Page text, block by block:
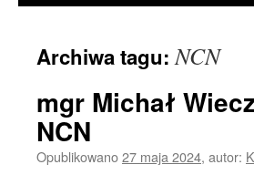
treści
Archiwa tagu:NCN
mgr Michał
NCN
Opublikowano27 maja 2024, autor: